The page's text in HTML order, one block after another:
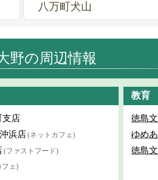
八万町犬山
野の周辺情報
支店
浜店(ネットカフェ)
(ファストフード)
フェ)
教育
徳島
ゆめ
徳島